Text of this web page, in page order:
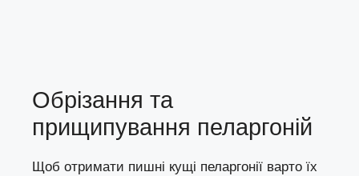
Обрізання та
прищипування пеларгоній
Щоб отримати пишні кущі пеларгонії варто їх